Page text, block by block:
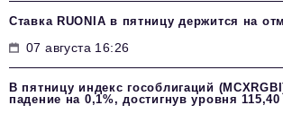
Ставка RUONIA в пятницу держится на
07 августа 16:26
В пятницу индекс гособлигаций
падение на 0,1%, достигнув уровня